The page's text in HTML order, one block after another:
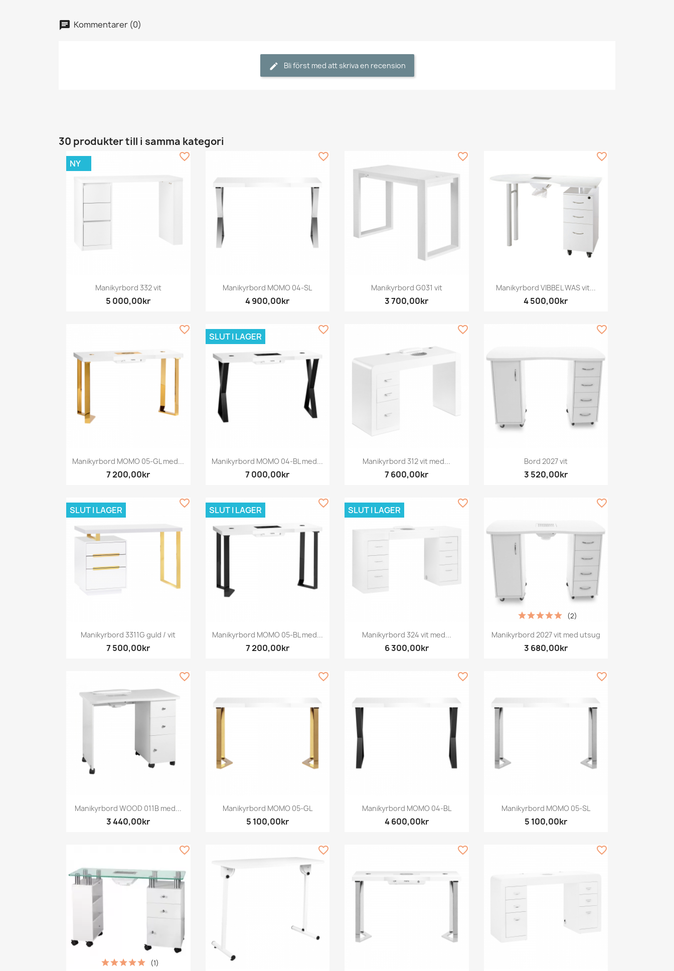
Kommentarer (0)
Bli först med att skriva en recension
30 produkter till i samma kategori
Snabbvy
Manikyrbord 332 vit
5 000,00kr
NY
favorite_border
Snabbvy
Manikyrbord MOMO 04-SL
4 900,00kr
favorite_border
Snabbvy
Manikyrbord G031 vit
3 700,00kr
favorite_border
Snabbvy
Manikyrbord VIBBEL WAS vit...
4 500,00kr
favorite_border
 Snabbvy
Manikyrbord MOMO 05-GL med...
7 200,00kr
favorite_border
 Snabbvy
Manikyrbord MOMO 04-BL med...
7 000,00kr
SLUT I LAGER
favorite_border
Snabbvy
Manikyrbord 312 vit med...
7 600,00kr
favorite_border
Snabbvy
Bord 2027 vit
3 520,00kr
favorite_border
Snabbvy
Manikyrbord 3311G guld / vit
7 500,00kr
SLUT I LAGER
favorite_border
 Snabbvy
Manikyrbord MOMO 05-BL med...
7 200,00kr
SLUT I LAGER
favorite_border
Snabbvy
Manikyrbord 324 vit med...
6 300,00kr
SLUT I LAGER
favorite_border
 Snabbvy
Manikyrbord 2027 vit med utsug
3 680,00kr
(2)
favorite_border
Snabbvy
Manikyrbord WOOD 011B med...
3 440,00kr
favorite_border
Snabbvy
Manikyrbord MOMO 05-GL
5 100,00kr
favorite_border
Snabbvy
Manikyrbord MOMO 04-BL
4 600,00kr
favorite_border
Snabbvy
Manikyrbord MOMO 05-SL
5 100,00kr
favorite_border
(1)
favorite_border favorite_border favorite_border favorite_border